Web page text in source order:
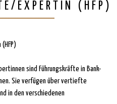
EXPERTIN (HFP)
sind Führungskräfte in Bank-
Sie verfügen über vertiefte
in den verschiedenen